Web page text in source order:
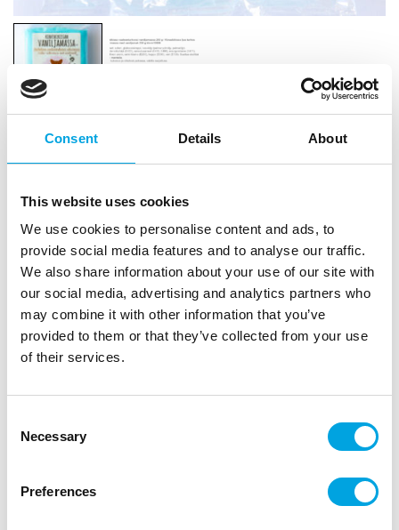
Consent Details About
This website uses cookies
We use cookies to personalise content and ads, to
provide social media features and to analyse our traffic.
We also share information about your use of our site with
our social media, advertising and analytics partners who
may combine it with other information that you’ve
provided to them or that they’ve collected from your use
of their services.
Selection
Necessary
Preferences
Kinuskikissa vaaleanturkoosi vaniljamassa
Tuotetunnus (SKU): KKVM10006 Tuotemerkki: CONFETTI
EAN: 6430048240696 | |
Myyntiyksikkö: 8
Kinuskikissan kehittämä, herkullinen turkoosi
sokerimassa sopii kakkujen kuorruttamiseen ja
koristeisiin.
Kuvaus
Kinuskikissan kehittämä sokerimassa vastaa
vaativimmankin kotileipurin tarpeeseen. Vaniljaisen